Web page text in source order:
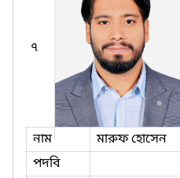
৭
নাম
মারুফ হোসেন
পদবি